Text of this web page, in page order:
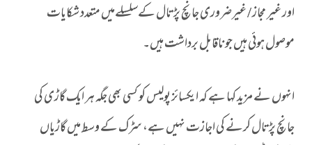
اور غیر مجاز / غیرضروری جانچ پڑتال کےسلسلےمیں متعدد شکایات
موصول ہوئی ہیں جو ناقابل برداشت ہیں۔
انہوں نے مزید کہا ہے کہ ایکسائز پولیس کو کسی بھی جگہ ہر ایک گاڑی کی
جانچ پڑتال کرنے کی اجازت نہیں ہے، سڑک کے وسط میں گاڑیاں